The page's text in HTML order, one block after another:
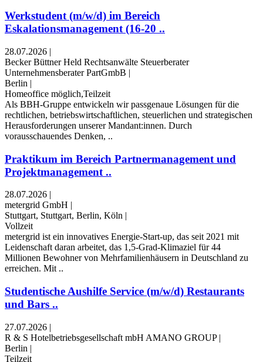
Werkstudent (m/w/d) im Bereich
Eskalationsmanagement (16-20 ..
28.07.2026 |
Becker Büttner Held Rechtsanwälte Steuerberater
Unternehmensberater PartGmbB |
Berlin |
Homeoffice möglich,Teilzeit
Als BBH-Gruppe entwickeln wir passgenaue Lösungen für die
rechtlichen, betriebswirtschaftlichen, steuerlichen und strategischen
Herausforderungen unserer Mandant:innen. Durch
vorausschauendes Denken, ..
Praktikum im Bereich Partnermanagement und
Projektmanagement ..
28.07.2026 |
metergrid GmbH |
Stuttgart, Stuttgart, Berlin, Köln |
Vollzeit
metergrid ist ein innovatives Energie-Start-up, das seit 2021 mit
Leidenschaft daran arbeitet, das 1,5-Grad-Klimaziel für 44
Millionen Bewohner von Mehrfamilienhäusern in Deutschland zu
erreichen. Mit ..
Studentische Aushilfe Service (m/w/d) Restaurants
und Bars ..
27.07.2026 |
R & S Hotelbetriebsgesellschaft mbH AMANO GROUP |
Berlin |
Teilzeit